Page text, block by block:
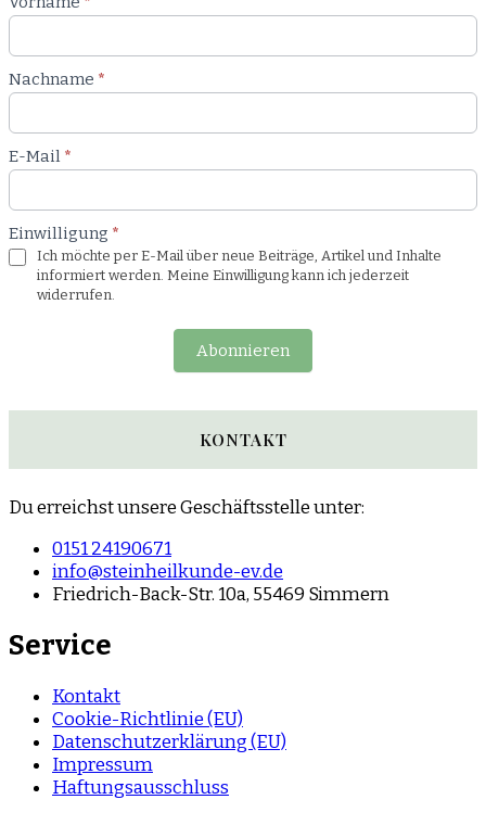
Blog
Nachname *
E-Mail *
Einwilligung *
Ich möchte per E-Mail über neue Beiträge, Artikel und Inhalte
informiert werden. Meine Einwilligung kann ich jederzeit
widerrufen.
Abonnieren
KONTAKT
Du erreichst unsere Geschäftsstelle unter:
0151 24190671
info@steinheilkunde-ev.de
Friedrich-Back-Str. 10a, 55469 Simmern
Service
Kontakt
Cookie-Richtlinie (EU)
Datenschutzerklärung (EU)
Impressum
Haftungsausschluss